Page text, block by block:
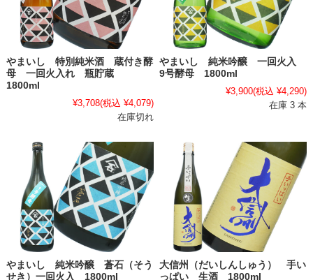
やまいし 特別純米酒 蔵付き酵
母 一回火入れ 瓶貯蔵
1800ml
¥3,708(税込 ¥4,079)
在庫切れ
やまいし 純米吟醸 一回火入
9号酵母 1800ml
¥3,900(税込 ¥4,290)
在庫 3 本
やまいし 純米吟醸 蒼石（そう
せき）一回火入 1800ml
大信州（だいしんしゅう） 手い
っぱい 生酒 1800ml